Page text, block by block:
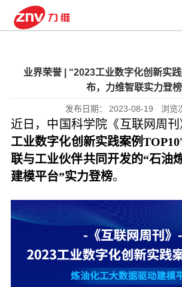
业界荣誉 | “2023工业数字化创新实
布，力维智联实力登榜
发布日期： 2023-08-19 浏览
近日，中国科学院《 互联网周刊
工业数字化创新实践案例TOP10
联与工业伙伴共同开发的“石油
建模平台”实力登榜。